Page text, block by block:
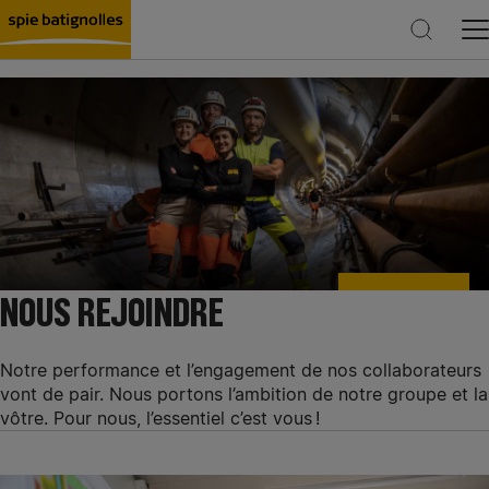
Rechercher
NOUS REJOINDRE
Notre performance et l’engagement de nos collaborateurs
vont de pair. Nous portons l’ambition de notre groupe et la
vôtre. Pour nous, l’essentiel c’est vous !